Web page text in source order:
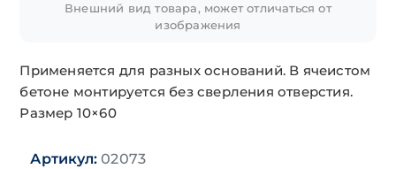
Внешний вид товара, может отличаться от
изображения
Применяется для разных оснований. В ячеистом
бетоне монтируется без сверления отверстия.
Размер 10×60
Артикул: 02073